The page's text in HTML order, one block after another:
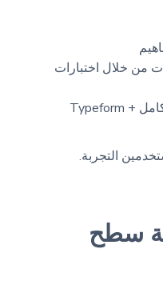
صحة 3 مسارات من خلال اختبارات
تم تصميم الإعداد باستخدام تكامل Typeform +
صياغة سطح